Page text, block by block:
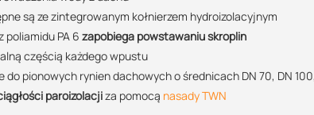
są ze zintegrowanym kołnierzem hydroizolacyjnym
PA 6 zapobiega powstawaniu skroplin
częścią każdego wpustu
do pionowych rynien dachowych o średnicach DN 70, DN 100,
paroizolacjiza pomocą nasady TWN
dla Twojego dachu płaskiego
otrzymujesz profesjonalną obsługę logistyczną oraz
taras
DN 125
TWE 110 BIT V
+48 732 227 687
07:00 - 15:00